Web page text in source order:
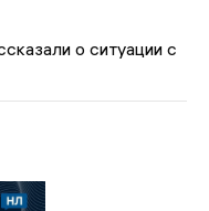
о ситуации с